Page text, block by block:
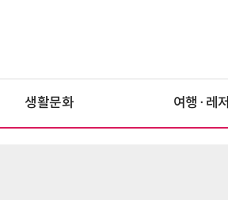
생활문화 여행·레저